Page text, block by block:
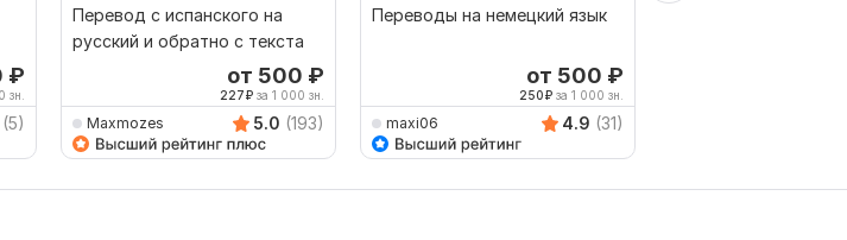
₽
зн.
(5)
Перевод с испанского на
русский и обратно с текста
от 500 ₽
227₽ за 1 000 зн.
Maxmozes 5.0 (193)
Переводы на немецкий язык
от 500 ₽
250₽ за 1 000 зн.
maxi06 4.9 (31)